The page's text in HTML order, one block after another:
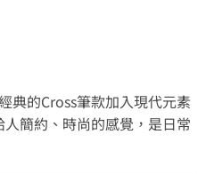
典的Cross筆款加入現代元素
簡約、時尚的感覺，是日常